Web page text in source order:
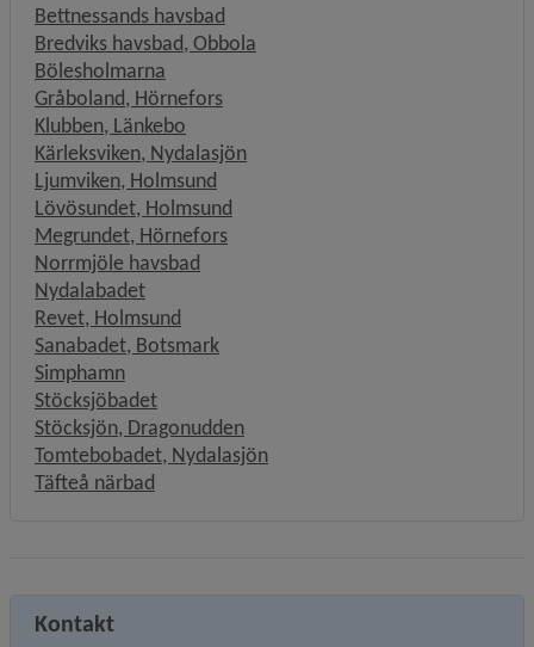
Bettnessands havsbad
Bredviks havsbad, Obbola
Bölesholmarna
Gråboland, Hörnefors
Klubben, Länkebo
Kärleksviken, Nydalasjön
Ljumviken, Holmsund
Lövösundet, Holmsund
Megrundet, Hörnefors
Norrmjöle havsbad
Nydalabadet
Revet, Holmsund
Sanabadet, Botsmark
Simphamn
Stöcksjöbadet
Stöcksjön, Dragonudden
Tomtebobadet, Nydalasjön
Täfteå närbad
Kontakt